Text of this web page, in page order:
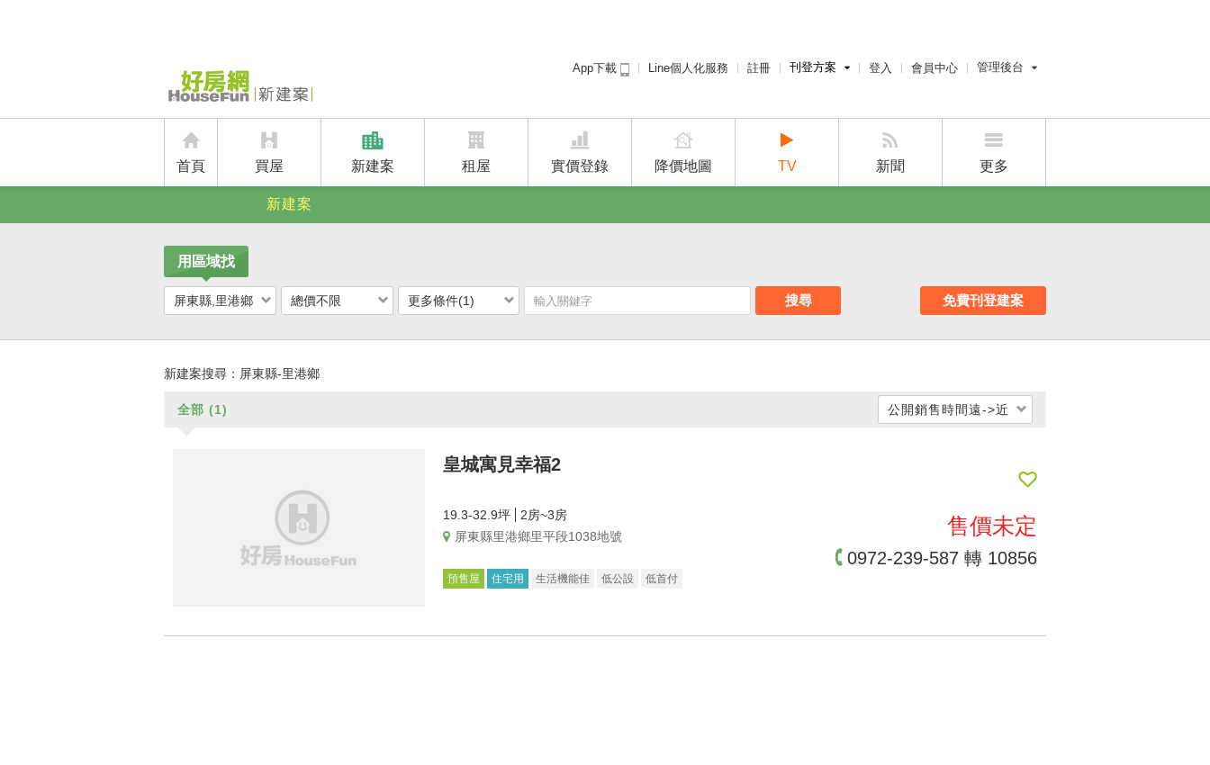
App下載 Line個人化服務 註冊 刊登方案
廣告刊登
建案刊登
登入 會員中心 管理後台
屋主管理後台
首頁 買屋 新建案 租屋 實價登錄 降價地圖 TV 新聞 更多
新建案
用區域找
屏東縣,里港鄉 總價不限 更多條件(1) 搜尋 免費刊登建案
新建案搜尋： 屏東縣-里港鄉
全部 (1) 公開銷售時間遠->近
公開銷售時間近->遠
交屋時間遠->近
皇城寓見幸福2
19.3-32.9坪
2房~3房
屏東縣里港鄉里平段1038地號
0972-239-587 轉 10856
售價未定
預售屋 住宅用 生活機能佳 低公設 低首付